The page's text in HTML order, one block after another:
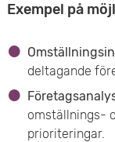
Exempel på
deltagande
omställnings-
prioriteringar.